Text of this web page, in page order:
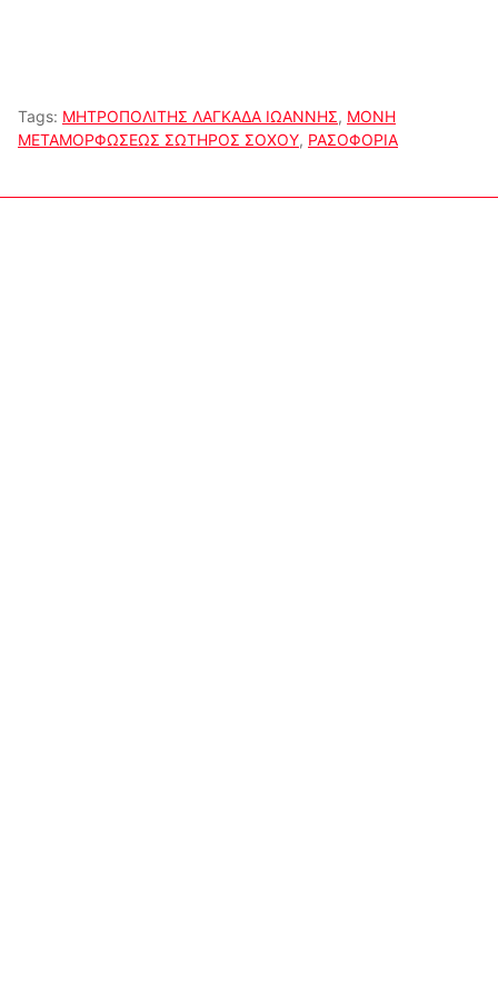
Tags: ΜΗΤΡΟΠΟΛΙΤΗΣ ΛΑΓΚΑΔΑ ΙΩΑΝΝΗΣ, ΜΟΝΗ
ΜΕΤΑΜΟΡΦΩΣΕΩΣ ΣΩΤΗΡΟΣ ΣΟΧΟΥ, ΡΑΣΟΦΟΡΙΑ